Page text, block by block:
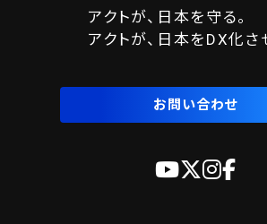
アクトが、日本を守る。
アクトが、日本をDX化さ
お問い合わせ